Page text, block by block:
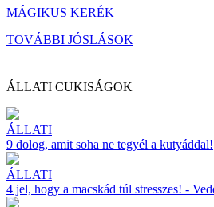
MÁGIKUS KERÉK
TOVÁBBI JÓSLÁSOK
ÁLLATI CUKISÁGOK
ÁLLATI
9 dolog, amit soha ne tegyél a kutyáddal!
ÁLLATI
4 jel, hogy a macskád túl stresszes! -